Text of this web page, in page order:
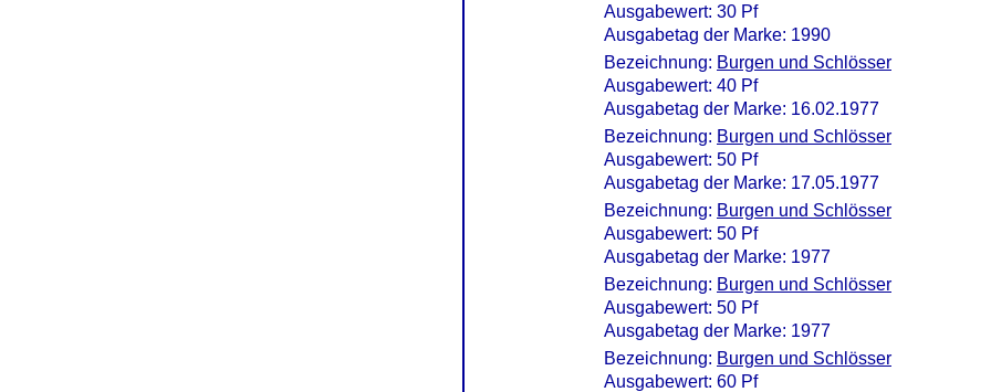
Ausgabewert: 30 Pf
Ausgabetag der Marke: 1990
Bezeichnung: Burgen und Schlösser
Ausgabewert: 40 Pf
Ausgabetag der Marke: 16.02.1977
Bezeichnung: Burgen und Schlösser
Ausgabewert: 50 Pf
Ausgabetag der Marke: 17.05.1977
Bezeichnung: Burgen und Schlösser
Ausgabewert: 50 Pf
Ausgabetag der Marke: 1977
Bezeichnung: Burgen und Schlösser
Ausgabewert: 50 Pf
Ausgabetag der Marke: 1977
Bezeichnung: Burgen und Schlösser
Ausgabewert: 60 Pf